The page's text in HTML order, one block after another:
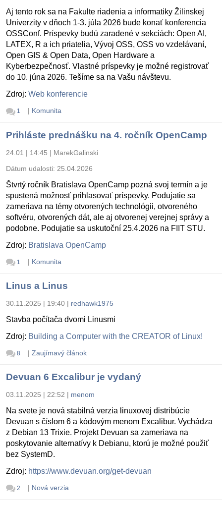
Aj tento rok sa na Fakulte riadenia a informatiky Žilinskej
Univerzity v dňoch 1-3. júla 2026 bude konať konferencia
OSSConf. Príspevky budú zaradené v sekciách: Open AI,
LATEX, R a ich priatelia, Vývoj OSS, OSS vo vzdelávaní,
Open GIS & Open Data, Open Hardware a
Kyberbezpečnosť. Vlastné príspevky je možné registrovať
do 10. júna 2026. Tešíme sa na Vašu návštevu.
Zdroj: Web konferencie
1 | Komunita
Prihláste prednášku na 4. ročník OpenCamp
24.01 | 14:45 | MarekGalinski
Dátum udalosti: 25.04.2026
Štvrtý ročník Bratislava OpenCamp pozná svoj termín a je
spustená možnosť prihlasovať príspevky. Podujatie sa
zameriava na témy otvorených technológii, otvoreného
softvéru, otvorených dát, ale aj otvorenej verejnej správy a
podobne. Podujatie sa uskutoční 25.4.2026 na FIIT STU.
Zdroj: Bratislava OpenCamp
1 | Komunita
Linus a Linus
30.11.2025 | 19:40 | redhawk1975
Stavba počítača dvomi Linusmi
Zdroj: Building a Computer with the CREATOR of Linux!
8 | Zaujímavý článok
Devuan 6 Excalibur je vydaný
03.11.2025 | 22:52 | menom
Na svete je nová stabilná verzia linuxovej distribúcie
Devuan s číslom 6 a kódovým menom Excalibur. Vychádza
z Debian 13 Trixie. Projekt Devuan sa zameriava na
poskytovanie alternatívy k Debianu, ktorú je možné použiť
bez SystemD.
Zdroj: https://www.devuan.org/get-devuan
2 | Nová verzia